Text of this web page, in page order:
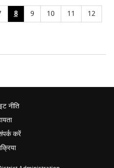
8 9 10 11
12
नीति
करें